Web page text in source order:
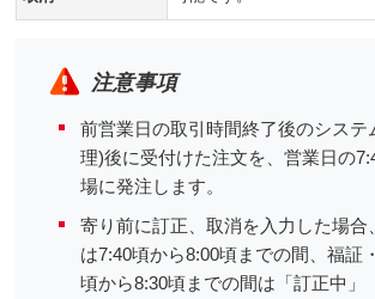
注意事項
前営業日の取引時間終了後のシステ
理)後に受付けた注文を、営業日の
場に発注します。
寄り前に訂正、取消を入力した場合
は7:40頃から8:00頃までの間、福証
頃から8:30頃までの間は「訂正中」